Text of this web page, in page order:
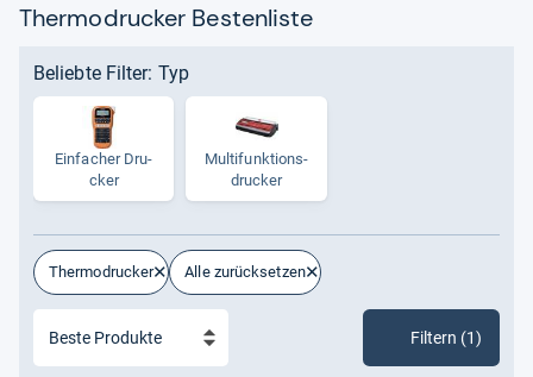
Thermodrucker Bestenliste
Beliebte Filter: Typ
Ein­fa­cher Dru­
cker
Mul­ti­funk­ti­ons­
dru­cker
Thermodrucker Alle zurücksetzen
Filtern (1)